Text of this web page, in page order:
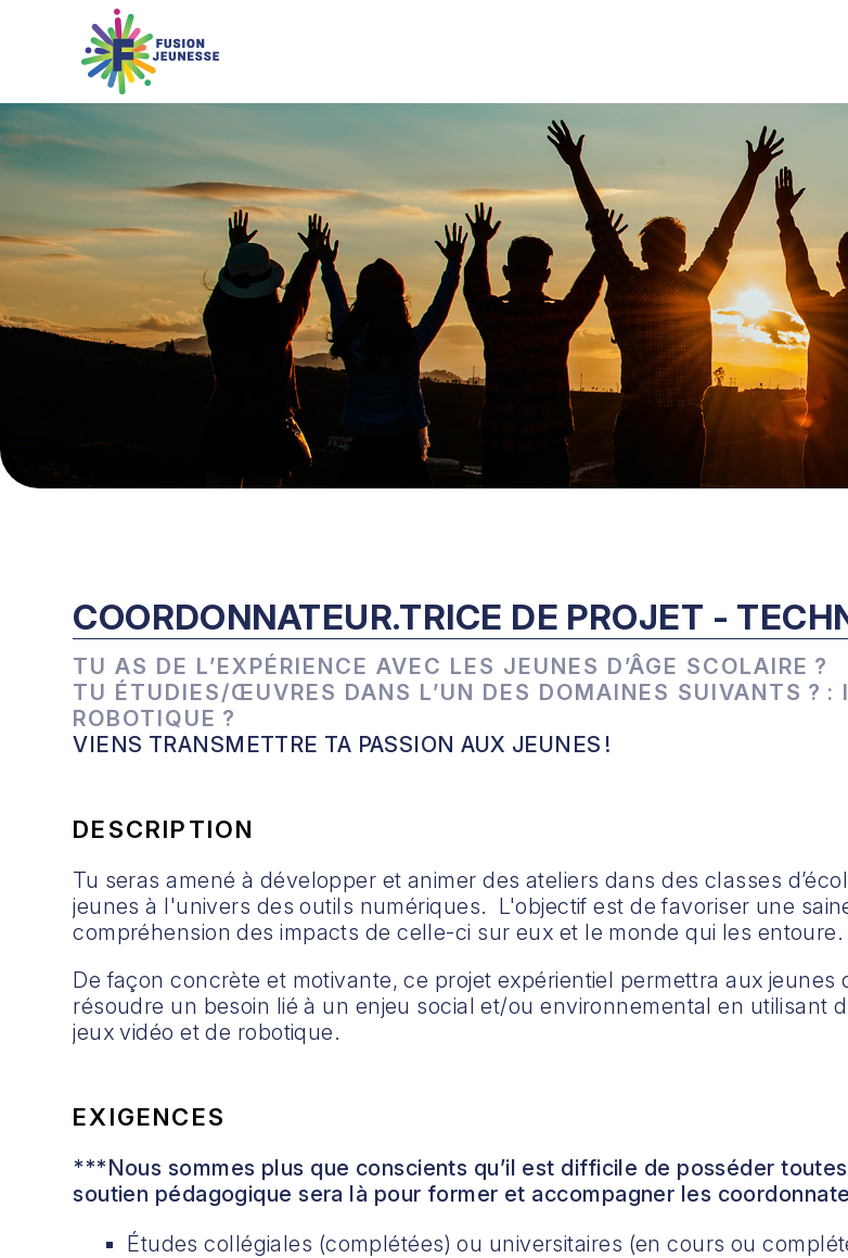
COORDONNATEUR.TRICE DE PROJET -
TU AS DE L’EXPÉRIENCE AVEC LES JEUNES D’ÂGE SCOLAIRE ?
TU ÉTUDIES/ŒUVRES DANS L’UN DES DOMAINES SUIVANTS ?
ROBOTIQUE ?
VIENS TRANSMETTRE TA PASSION AUX JEUNES !
DESCRIPTION
Tu seras amené à développer et animer des ateliers dans des classes
jeunes à l'univers des outils numériques. L'objectif est de favoriser une
compréhension des impacts de celle-ci sur eux et le monde qui les entoure.
De façon concrète et motivante, ce projet expérientiel permettra aux
résoudre un besoin lié à un enjeu social et/ou environnemental en utilisant
jeux vidéo et de robotique.
EXIGENCES
***Nous sommes plus que conscients qu’il est difficile de posséder
soutien pédagogique sera là pour former et accompagner les
Études collégiales (complétées) ou universitaires (en cours ou